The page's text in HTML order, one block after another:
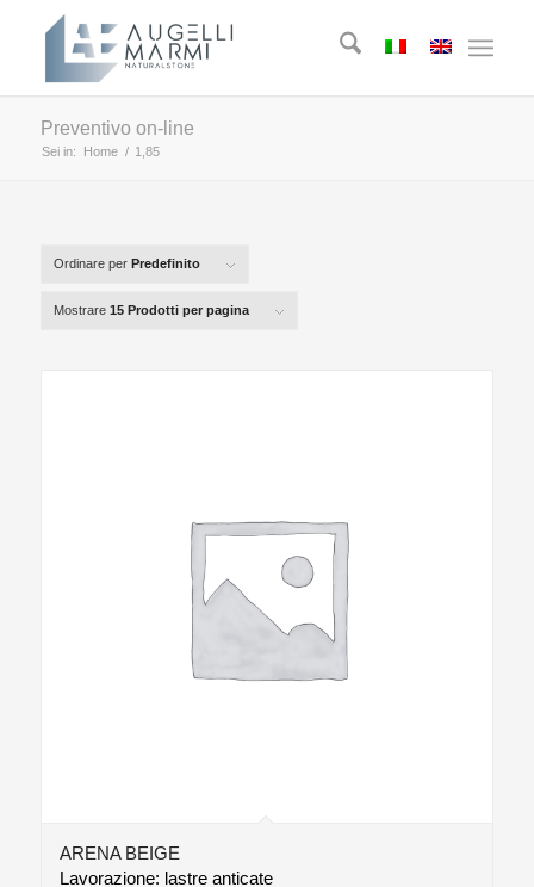
Preventivo on-line
Sei in: Home / 1,85
Ordinare per Predefinito
Mostrare 15 Prodotti per pagina
ARENA BEIGE
Lavorazione: lastre anticate